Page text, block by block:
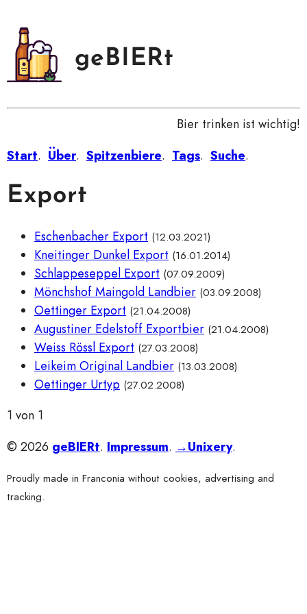
geBIERt
Bier trinken ist wichtig!
Start. Über. Spitzenbiere. Tags. Suche.
Export
Eschenbacher Export (12.03.2021)
Kneitinger Dunkel Export (16.01.2014)
Schlappeseppel Export (07.09.2009)
Mönchshof Maingold Landbier (03.09.2008)
Oettinger Export (21.04.2008)
Augustiner Edelstoff Exportbier (21.04.2008)
Weiss Rössl Export (27.03.2008)
Leikeim Original Landbier (13.03.2008)
Oettinger Urtyp (27.02.2008)
1 von 1
© 2026 geBIERt. Impressum. →Unixery.
Proudly made in Franconia without cookies, advertising and
tracking.